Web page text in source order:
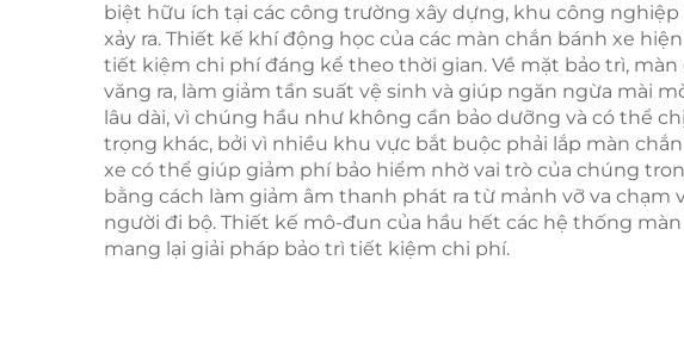
biệt hữu ích tại các công trường xây dựng, khu công
xảy ra. Thiết kế khí động học của các màn chắn bánh xe
tiết kiệm chi phí đáng kể theo thời gian. Về mặt bảo trì,
văng ra, làm giảm tần suất vệ sinh và giúp ngăn ngừa mài
lâu dài, vì chúng hầu như không cần bảo dưỡng và có thể
trọng khác, bởi vì nhiều khu vực bắt buộc phải lắp màn
xe có thể giúp giảm phí bảo hiểm nhờ vai trò của chúng
bằng cách làm giảm âm thanh phát ra từ mảnh vỡ va
người đi bộ. Thiết kế mô-đun của hầu hết các hệ thống
mang lại giải pháp bảo trì tiết kiệm chi phí.